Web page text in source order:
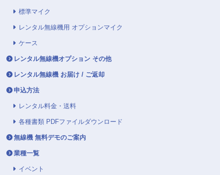
標準マイク
レンタル無線機用 オプションマイク
ケース
レンタル無線機オプション その他
レンタル無線機 お届け / ご返却
申込方法
レンタル料金・送料
各種書類 PDFファイルダウンロード
無線機 無料デモのご案内
業種一覧
イベント